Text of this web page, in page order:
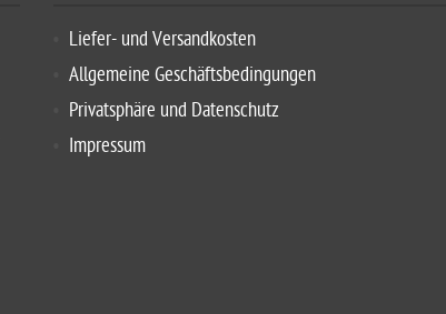
Liefer- und Versandkosten
Allgemeine Geschäftsbedingungen
Privatsphäre und Datenschutz
Impressum